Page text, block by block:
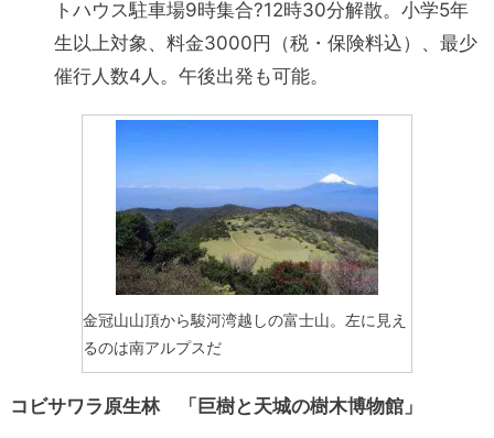
トハウス駐車場9時集合?12時30分解散。小学5年
生以上対象、料金3000円（税・保険料込）、最少
催行人数4人。午後出発も可能。
金冠山山頂から駿河湾越しの富士山。左に見え
るのは南アルプスだ
コビサワラ原生林 「巨樹と天城の樹木博物館」